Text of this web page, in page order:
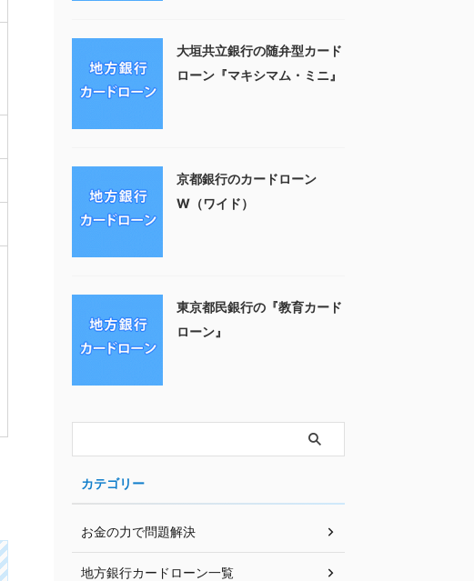
大垣共立銀行の随弁型カード
ローン『マキシマム・ミニ』
京都銀行のカードローン
W（ワイド）
東京都民銀行の『教育カード
ローン』
カテゴリー
お金の力で問題解決
地方銀行カードローン一覧